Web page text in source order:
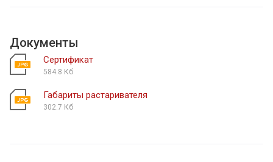
Документы
Сертификат
584.8 Кб
Габариты растаривателя
302.7 Кб